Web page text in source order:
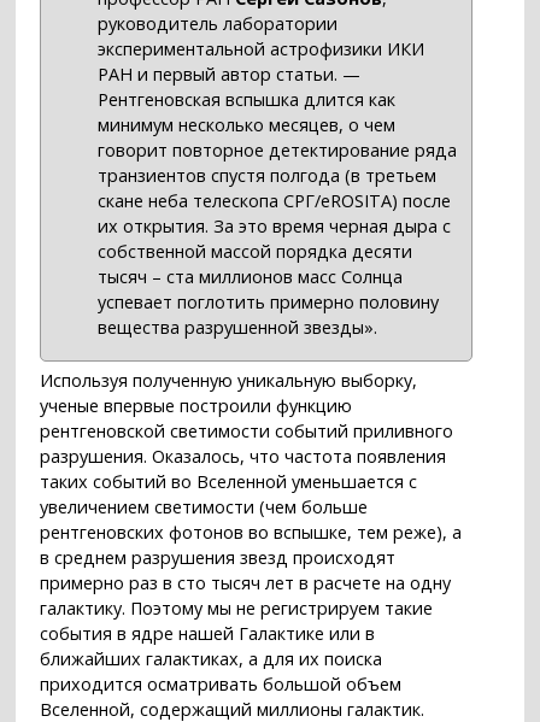
руководитель лаборатории
экспериментальной астрофизики ИКИ
РАН и первый автор статьи. —
Рентгеновская вспышка длится как
минимум несколько месяцев, о чем
говорит повторное детектирование ряда
транзиентов спустя полгода (в третьем
скане неба телескопа СРГ/eROSITA) после
их открытия. За это время черная дыра с
собственной массой порядка десяти
тысяч – ста миллионов масс Солнца
успевает поглотить примерно половину
вещества разрушенной звезды».
Используя полученную уникальную выборку,
ученые впервые построили функцию
рентгеновской светимости событий приливного
разрушения. Оказалось, что частота появления
таких событий во Вселенной уменьшается с
увеличением светимости (чем больше
рентгеновских фотонов во вспышке, тем реже), а
в среднем разрушения звезд происходят
примерно раз в сто тысяч лет в расчете на одну
галактику. Поэтому мы не регистрируем такие
события в ядре нашей Галактике или в
ближайших галактиках, а для их поиска
приходится осматривать большой объем
Вселенной, содержащий миллионы галактик.